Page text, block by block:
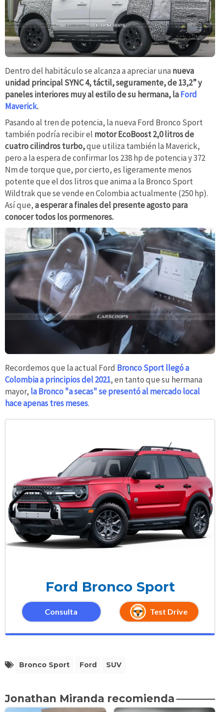
Dentro del habitáculo se alcanza a apreciar una nueva
unidad principal SYNC 4, táctil, seguramente, de 13,2” y
paneles interiores muy al estilo de su hermana, laFord
Maverick.
Pasando al tren de potencia, la nueva Ford Bronco Sport
también podría recibir el motor EcoBoost 2,0 litros de
cuatro cilindros turbo,que utiliza también la Maverick,
pero a la espera de confirmar los 238 hp de potencia y 372
Nm de torque que, por cierto, es ligeramente menos
potente que el dos litros que anima a la Bronco Sport
Wildtrak que se vende en Colombia actualmente (250 hp).
Así que,a esperar a finales del presente agosto para
conocer todos los pormenores.
Recordemos que la actual Ford Bronco Sport llegó a
Colombia a principios del 2021, en tanto que su hermana
mayor, la Bronco "a secas" se presentó al mercado local
hace apenas tres meses.
Ford Bronco Sport
Consulta Test Drive
Bronco Sport Ford SUV
Jonathan Miranda recomienda